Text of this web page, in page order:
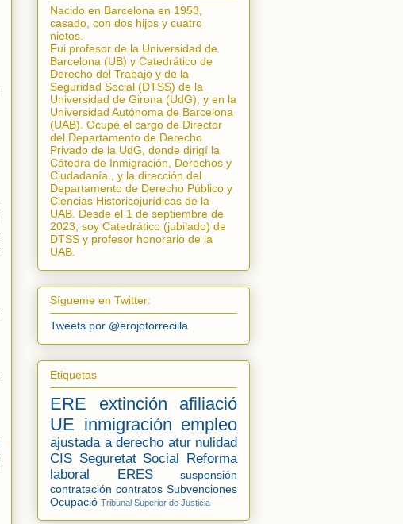
Nacido en Barcelona en 1953,
casado, con dos hijos y cuatro
nietos.
Fui profesor de la Universidad de
Barcelona (UB) y Catedrático de
Derecho del Trabajo y de la
Seguridad Social (DTSS) de la
Universidad de Girona (UdG); y en la
Universidad Autónoma de Barcelona
(UAB). Ocupé el cargo de Director
del Departamento de Derecho
Privado de la UdG, donde dirigí la
Cátedra de Inmigración, Derechos y
Ciudadanía.
, y la dirección del
Departamento de Derecho Público y
Ciencias Historicojurídicas de la
UAB. Desde el 1 de septiembre de
2023, soy Catedrático (jubilado) de
DTSS y profesor honorario de la
UAB.
Sígueme en Twitter:
Tweets por @erojotorrecilla
Etiquetas
ERE extinción
afiliació
UE inmigración empleo
ajustada a derecho atur nulidad
CIS Seguretat Social Reforma
laboral
ERES
suspensión
contratación contratos Subvenciones
Ocupació Tribunal Superior de Justicia